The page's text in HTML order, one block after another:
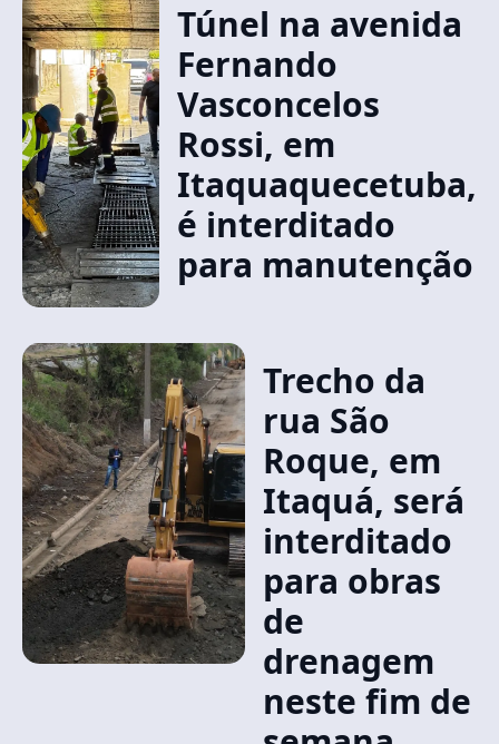
Túnel na avenida
Fernando
Vasconcelos
Rossi, em
Itaquaquecetuba,
é interditado
para manutenção
Trecho da
rua São
Roque, em
Itaquá, será
interditado
para obras
de
drenagem
neste fim de